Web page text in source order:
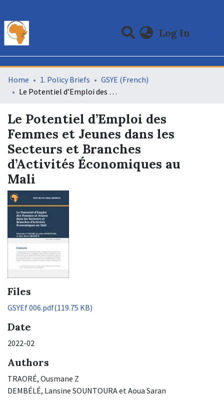
Log In
Communities & Collections
Statistics
All of DSpace
Home 1. Policy Briefs
GSYE (French)
Le Potentiel d’Emploi des Femmes et Jeunes dans les Secteurs et Branches d’Activités Économiques au Mali
Le Potentiel d’Emploi des
Femmes et Jeunes dans les
Secteurs et Branches
d’Activités Économiques au
Mali
Files
GSYEf 006.pdf(119.75 KB)
Date
2022-02
Authors
TRAORÉ, Ousmane Z
DEMBÉLÉ, Lansine SOUNTOURA et Aoua Saran